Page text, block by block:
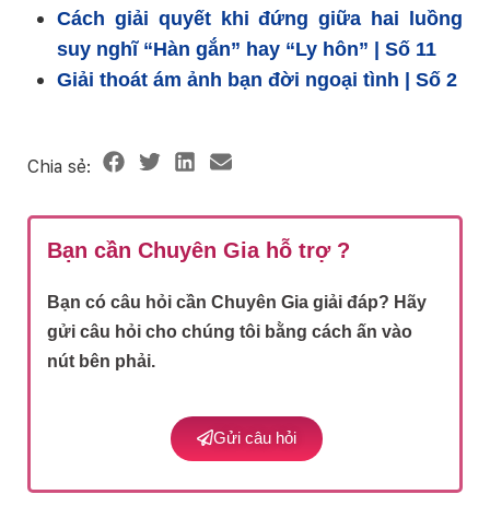
Cách giải quyết khi đứng giữa hai luồng
suy nghĩ “Hàn gắn” hay “Ly hôn” | Số 11
Giải thoát ám ảnh bạn đời ngoại tình | Số 2
Bạn cần Chuyên Gia hỗ trợ ?
Bạn có câu hỏi cần Chuyên Gia giải đáp? Hãy
gửi câu hỏi cho chúng tôi bằng cách ấn vào
nút bên phải.
Gửi câu hỏi